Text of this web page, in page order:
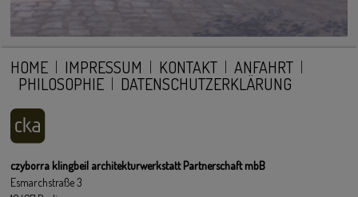
HOME IMPRESSUM KONTAKT
ANFAHRT
PHILOSOPHIE
DATENSCHUTZERKLÄRUNG
czyborra klingbeil architekturwerkstatt Partnerschaft mbB
Esmarchstraße 3